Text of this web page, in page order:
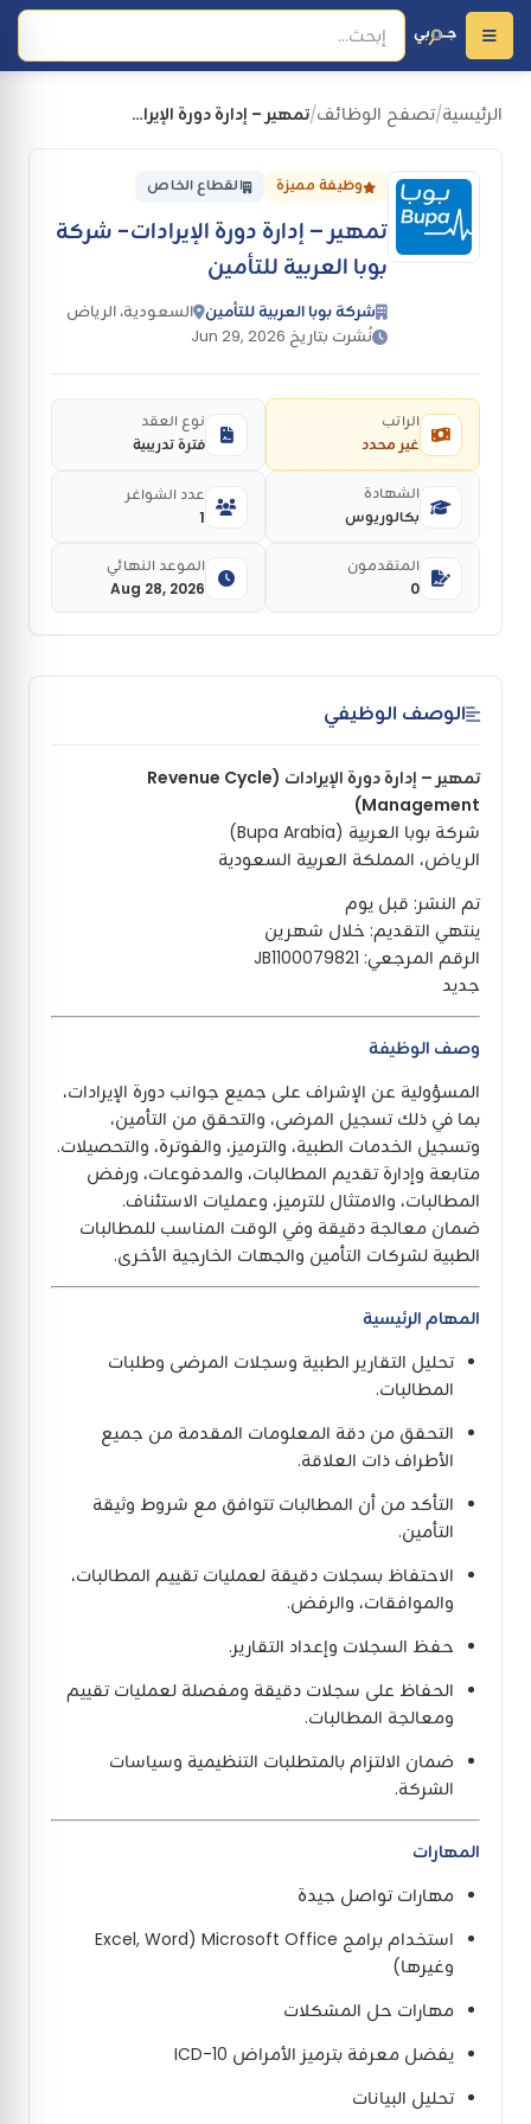
الرئيسية/تصفح الوظائف/ تمهير – إدارة دورة الإيرادات- شركة بوبا العربية للتأمين
وظيفة مميزة القطاع الخاص
تمهير – إدارة دورة الإيرادات- شركة
بوبا العربية للتأمين
شركة بوبا العربية للتأمين السعودية، الرياض
نُشرت بتاريخ Jun 29, 2026
غير محدد
الراتب
فترة تدريبية
نوع العقد
بكالوريوس
الشهادة
1
عدد الشواغر
0
المتقدمون
Aug 28, 2026
الموعد النهائي
الوصف الوظيفي
تمهير – إدارة دورة الإيرادات (Revenue Cycle
Management)
شركة بوبا العربية (Bupa Arabia)
الرياض، المملكة العربية السعودية
تم النشر: قبل يوم
ينتهي التقديم: خلال شهرين
الرقم المرجعي: JB1100079821
جديد
وصف الوظيفة
المسؤولية عن الإشراف على جميع جوانب دورة الإيرادات،
بما في ذلك تسجيل المرضى، والتحقق من التأمين،
وتسجيل الخدمات الطبية، والترميز، والفوترة، والتحصيلات.
متابعة وإدارة تقديم المطالبات، والمدفوعات، ورفض
المطالبات، والامتثال للترميز، وعمليات الاستئناف.
ضمان معالجة دقيقة وفي الوقت المناسب للمطالبات
الطبية لشركات التأمين والجهات الخارجية الأخرى.
المهام الرئيسية
تحليل التقارير الطبية وسجلات المرضى وطلبات
المطالبات.
التحقق من دقة المعلومات المقدمة من جميع
الأطراف ذات العلاقة.
التأكد من أن المطالبات تتوافق مع شروط وثيقة
التأمين.
الاحتفاظ بسجلات دقيقة لعمليات تقييم المطالبات،
والموافقات، والرفض.
حفظ السجلات وإعداد التقارير.
الحفاظ على سجلات دقيقة ومفصلة لعمليات تقييم
ومعالجة المطالبات.
ضمان الالتزام بالمتطلبات التنظيمية وسياسات
الشركة.
المهارات
مهارات تواصل جيدة
استخدام برامج Microsoft Office (Excel, Word
وغيرها)
مهارات حل المشكلات
يفضل معرفة بترميز الأمراض ICD-10
تحليل البيانات